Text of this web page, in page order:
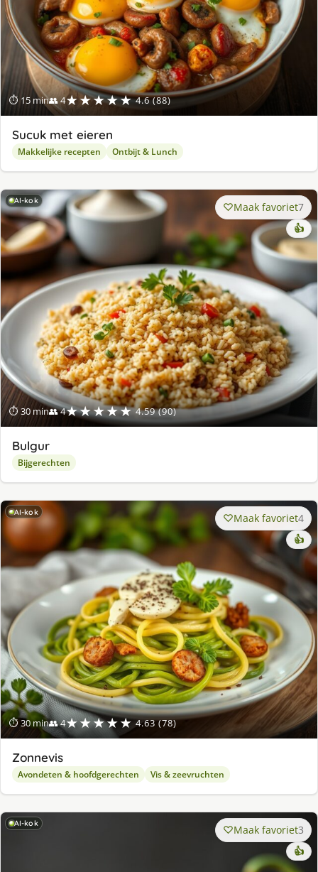
⏱ 15 min👥 4★★★★★ 4.6 (88)
Sucuk met eieren
Makkelijke recepten Ontbijt & Lunch
AI-kok
⏱ 30 min👥 4★★★★★ 4.59 (90)
Maak favoriet7
👍
Bulgur
Bijgerechten
AI-kok
⏱ 30 min👥 4★★★★★ 4.63 (78)
Maak favoriet4
👍
Zonnevis
Avondeten & hoofdgerechten Vis & zeevruchten
AI-kok Maak favoriet3
👍